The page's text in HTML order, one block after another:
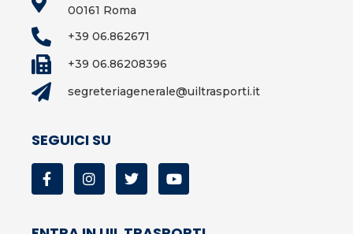
00161 Roma
+39 06.862671
+39 06.86208396
segreteriagenerale@uiltrasporti.it
SEGUICI SU